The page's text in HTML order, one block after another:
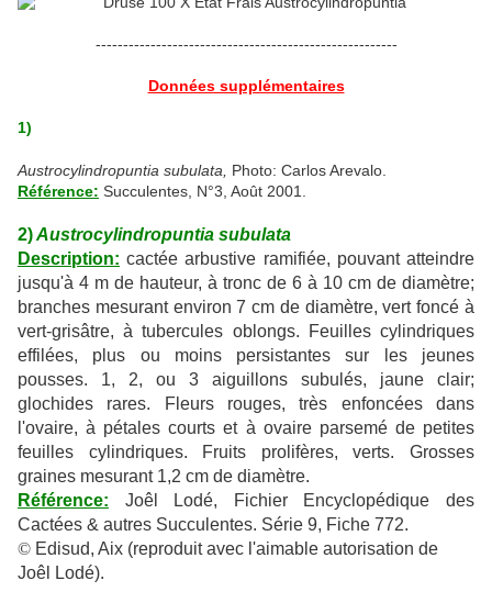
-------------------------------------------------------
Données supplémentaires
1)
Austrocylindropuntia subulata,
Photo: Carlos Arevalo.
Référence: Succulentes, N°3, Août 2001.
2)Austrocylindropuntia subulata
Description: cactée arbustive ramifiée, pouvant atteindre
jusqu'à 4 m de hauteur, à tronc de 6 à 10 cm de diamètre;
branches mesurant environ 7 cm de diamètre, vert foncé à
vert-grisâtre, à tubercules oblongs. Feuilles cylindriques
effilées, plus ou moins persistantes sur les jeunes
pousses. 1, 2, ou 3 aiguillons subulés, jaune clair;
glochides rares. Fleurs rouges, très enfoncées dans
l'ovaire, à pétales courts et à ovaire parsemé de petites
feuilles cylindriques. Fruits prolifères, verts. Grosses
graines mesurant 1,2 cm de diamètre.
Référence: Joêl Lodé, Fichier Encyclopédique des
Cactées & autres Succulentes. Série 9, Fiche 772.
© Edisud, Aix (reproduit avec l'aimable autorisation de
Joêl Lodé).